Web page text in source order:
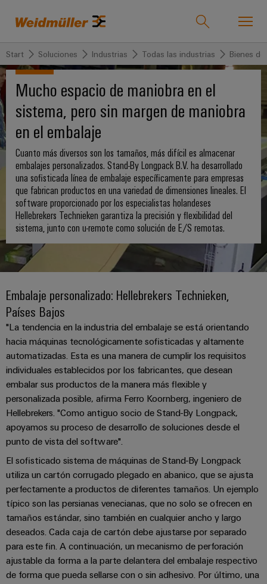
Onlineshop Support Center easyConnect
IndustriasIndustrias
Weidmüller
IndustryMatch
Un
mundo
en
3D
donde
los
retos
tangibles
las
soluciones
se
pueden
experimentar.
Almacenamiento
de
energía
Soluciones
productos
para
sistemas
de
almacenamiento
de
energía
(ESS)
Centro
de
datos
Soluciones
Soluciones
Soluciones
Tecnologías
5G
Industrial
Microrredes
DC
Pair
Ethernet
Tecnología
de
conexión
SNAP
IN
Tecnología
de
conexión
PUSH
IN
u-
OS
edge
computing
Productos
Productos
Connectivity
Bornes
Conectores
enchufables
Bornes
conectores
para
circuito
impreso
Cajas
y
componentes
Sistemas
de
paso
para
cables
y
componentes
Cables
de
conexión,
cables
Servicio
Servicio
Productos
personalizados
Regletas
de
bornes
ya
personalizado
de
cables
Fast
Delivery
Service
Consultoría
e
ingeniería
digital
Connectivity
Consulting
Ingeniería
digital
Empresa
Nuestra
empresa
Quiénes
somos
175
Datos
y
cifras
Sostenibilidad
Compliance
Ubicaciones
Información
de
gestión
y
certificados
Orange
Mag
|
Customer
Prensa
News
La
Fundación
Joachim
Herz
invierte
VISTA
PREVIA
Ventas
Ventas
Soporte
Ingeniería
y
Producto
Atención
Cliente
Dónde
Estamos
Webinars
Condiciones
de
Venta
Subscripción
al
Newsletter
Global
Start Soluciones Industrias Todas las industrias Bienes
Mucho espacio de maniobra en el
sistema, pero sin margen de maniobra
en el embalaje
Cuanto más diversos son los tamaños, más difícil es almacenar
embalajes personalizados. Stand-By Longpack B.V. ha desarrollado
una sofisticada línea de embalaje específicamente para empresas
que fabrican productos en una variedad de dimensiones lineales. El
software proporcionado por los especialistas holandeses
Hellebrekers Technieken garantiza la precisión y flexibilidad del
sistema, junto con u-remote como solución de E/S remotas.
Embalaje personalizado: Hellebrekers Technieken,
Países Bajos
"La tendencia en la industria del embalaje se está orientando
hacia máquinas tecnológicamente sofisticadas y altamente
automatizadas. Esta es una manera de cumplir los requisitos
individuales establecidos por los fabricantes, que desean
embalar sus productos de la manera más flexible y
personalizada posible, afirma Ferro Koornberg, ingeniero de
Hellebrekers. "Como antiguo socio de Stand-By Longpack,
apoyamos su proceso de desarrollo de soluciones desde el
punto de vista del software".
El sofisticado sistema de máquinas de Stand-By Longpack
utiliza un cartón corrugado plegado en abanico, que se ajusta
perfectamente a productos de diferentes tamaños. Un ejemplo
típico son las persianas venecianas, que no solo se ofrecen en
tamaños estándar, sino también en cualquier ancho y largo
deseados. Cada caja de cartón debe ajustarse por separado
para este fin. A continuación, un mecanismo de perforación
ajustable da forma a la parte delantera del embalaje respectivo
de forma que pueda sellarse con o sin adhesivo. Por último, una